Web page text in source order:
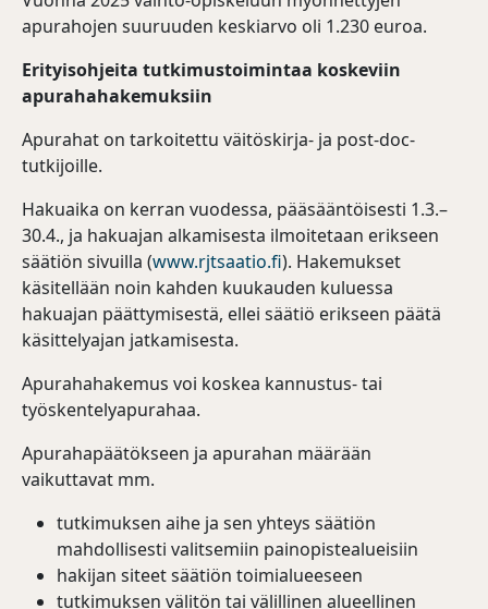
apurahojen suuruuden keskiarvo oli 1.230 euroa.
Erityisohjeita tutkimustoimintaa koskeviin
apurahahakemuksiin
Apurahat on tarkoitettu väitöskirja- ja post-doc-
tutkijoille.
Hakuaika on kerran vuodessa, pääsääntöisesti 1.3.–
30.4., ja hakuajan alkamisesta ilmoitetaan erikseen
säätiön sivuilla (www.rjtsaatio.fi). Hakemukset
käsitellään noin kahden kuukauden kuluessa
hakuajan päättymisestä, ellei säätiö erikseen päätä
käsittelyajan jatkamisesta.
Apurahahakemus voi koskea kannustus- tai
työskentelyapurahaa.
Apurahapäätökseen ja apurahan määrään
vaikuttavat mm.
tutkimuksen aihe ja sen yhteys säätiön
mahdollisesti valitsemiin painopistealueisiin
hakijan siteet säätiön toimialueeseen
tutkimuksen välitön tai välillinen alueellinen